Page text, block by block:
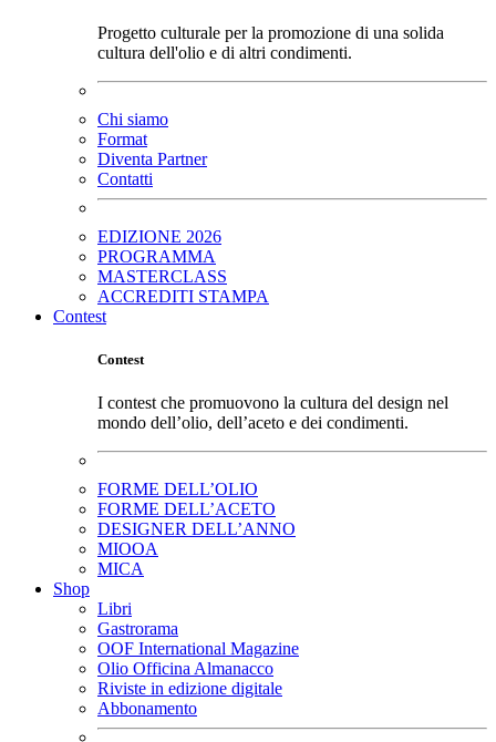
Progetto culturale per la promozione di una solida
cultura dell'olio e di altri condimenti.
Chi siamo
Format
Diventa Partner
Contatti
EDIZIONE 2026
PROGRAMMA
MASTERCLASS
ACCREDITI STAMPA
Contest
Contest
I contest che promuovono la cultura del design nel
mondo dell’olio, dell’aceto e dei condimenti.
FORME DELL’OLIO
FORME DELL’ACETO
DESIGNER DELL’ANNO
MIOOA
MICA
Shop
Libri
Gastrorama
OOF International Magazine
Olio Officina Almanacco
Riviste in edizione digitale
Abbonamento